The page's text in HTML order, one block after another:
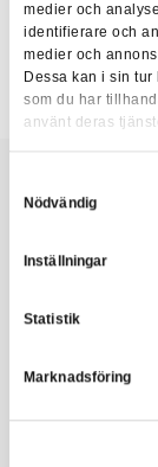
medier och
identifierare och
medier och
Dessa kan i sin
som du har
använt deras
Nödvändig
Inställningar
Statistik
Marknadsföring